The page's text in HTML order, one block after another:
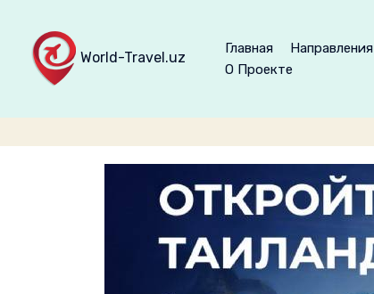
World-Travel.uz
Главная Направления
О Проекте